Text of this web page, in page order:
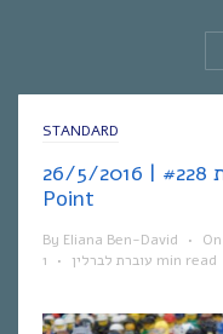
STANDARD
אחת ששומעת #228 | 26/5/2016 | No Turning
Point
By Eliana Ben-David • On
עוברת לברלין
• 1 min read